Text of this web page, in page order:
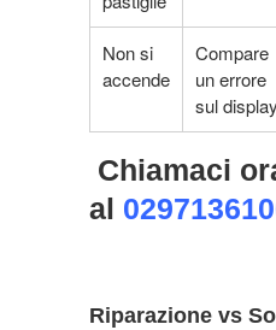
Non si
accende
Compare
un errore
sul display
Chiamaci
al
Riparazione vs